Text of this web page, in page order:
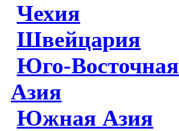
Чехия
Швейцария
Юго-Восточная
Азия
Южная Азия